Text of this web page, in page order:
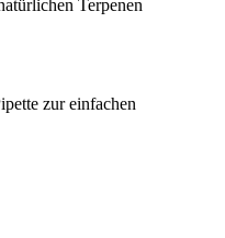
Terpenen
zur einfachen